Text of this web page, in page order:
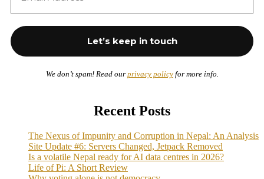
We don’t spam! Read our privacy policyfor more info.
Recent Posts
The Nexus of Impunity and Corruption in Nepal: An Analysis
Site Update #6: Servers Changed, Jetpack Removed
Is a volatile Nepal ready for AI data centres in 2026?
Life of Pi: A Short Review